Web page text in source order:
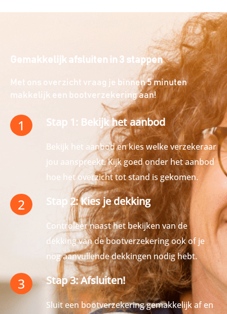
Gemakkelijk afsluiten in 3 stappen
Met ons overzicht vraag je binnen 5 minuten
makkelijk een bootverzekering aan!
1 Stap 1: Bekijk het aanbod
Bekijk het aanbod en kies welke verzekeraar
jou aanspreekt. Kijk goed onder het aanbod
hoe het overzicht tot stand is gekomen.
2 Stap 2: Kies je dekking
Controleer naast het bekijken van de
dekking van de bootverzekering ook of je
nog aanvullende dekkingen nodig hebt.
3 Stap 3: Afsluiten!
Sluit een bootverzekering gemakkelijk af en